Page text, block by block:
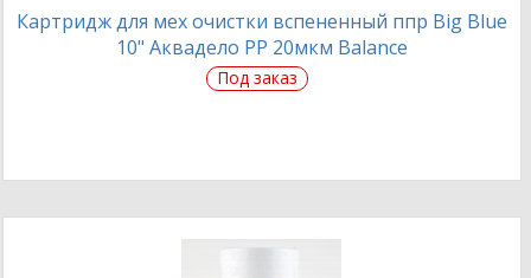
Картридж для мех очистки вспененный ппр Big Blue
10" Аквадело PP 20мкм Balance
Под заказ